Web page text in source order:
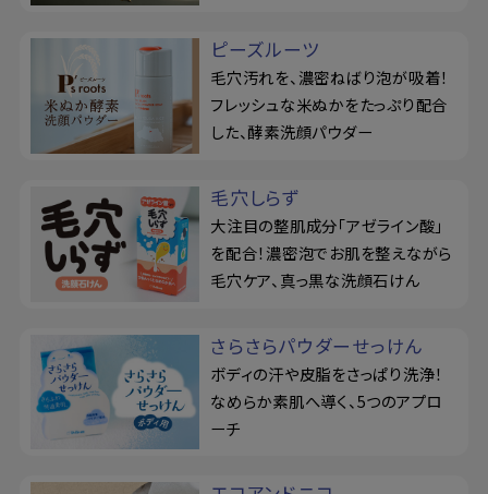
ピーズルーツ
毛穴汚れを、濃密ねばり泡が吸着！
フレッシュな米ぬかをたっぷり配合
した、酵素洗顔パウダー
毛穴しらず
大注目の整肌成分「アゼライン酸」
を配合！濃密泡でお肌を整えながら
毛穴ケア、真っ黒な洗顔石けん
さらさらパウダーせっけん
ボディの汗や皮脂をさっぱり洗浄！
なめらか素肌へ導く、5つのアプロ
ーチ